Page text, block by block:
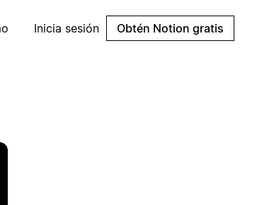
Inicia sesión Obtén Notion gratis